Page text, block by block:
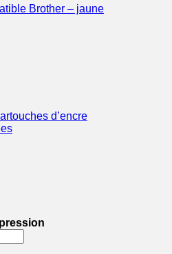
Brother – jaune
d’encre